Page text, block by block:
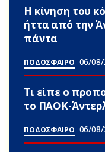
Η κίνηση του
ήττα από την
πάντα
ΠΟΔΟΣΦΑΙΡΟ 06/
Τι είπε ο
το ΠΑΟΚ-
ΠΟΔΟΣΦΑΙΡΟ 06/